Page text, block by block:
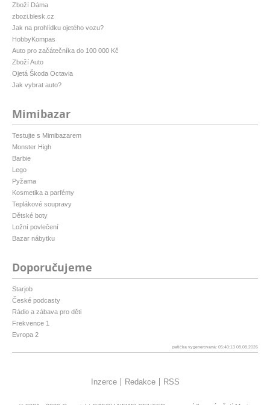
Zboží Dáma
zbozi.blesk.cz
Jak na prohlídku ojetého vozu?
HobbyKompas
Auto pro začátečníka do 100 000 Kč
Zboží Auto
Ojetá Škoda Octavia
Jak vybrat auto?
Mimibazar
Testujte s Mimibazarem
Monster High
Barbie
Lego
Pyžama
Kosmetika a parfémy
Teplákové soupravy
Dětské boty
Ložní povlečení
Bazar nábytku
Doporučujeme
Starjob
České podcasty
Rádio a zábava pro děti
Frekvence 1
Evropa 2
patička vygenerovaná: 05:40:13 08.08.2026
Inzerce Redakce RSS